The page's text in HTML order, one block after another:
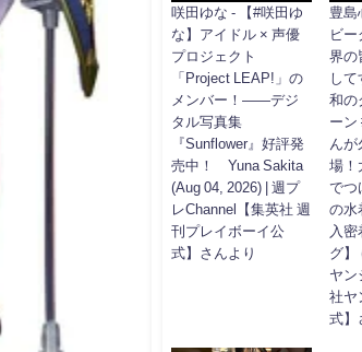
咲田ゆな - 【#咲田ゆ
な】アイドル × 声優
プロジェクト
「Project LEAP!」の
メンバー！――デジ
タル写真集
『Sunflower』好評発
売中！ Yuna Sakita
(Aug 04, 2026) | 週プ
レChannel【集英社 週
刊プレイボーイ公
式】さんより
豊島
ビ
界の
し
和の
ーン
んが
場！
でつ
の水
入
グ】
ヤン
社ヤ
式】